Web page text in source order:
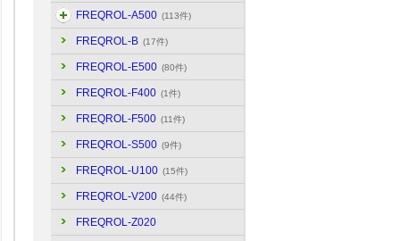
FREQROL-A500 (113件)
FREQROL-B (17件)
FREQROL-E500 (80件)
FREQROL-F400 (1件)
FREQROL-F500 (11件)
FREQROL-S500 (9件)
FREQROL-U100 (15件)
FREQROL-V200 (44件)
FREQROL-Z020